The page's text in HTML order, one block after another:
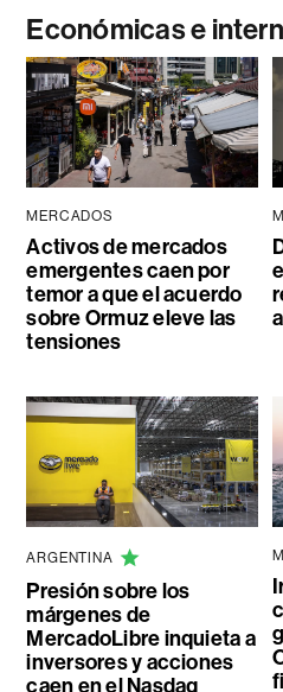
Económicas e
MERCADOS
Activos de mercados
emergentes caen por
temor a que el acuerdo
sobre Ormuz eleve las
tensiones
ARGENTINA
Presión sobre los
márgenes de
MercadoLibre inquieta a
inversores y acciones
caen en el Nasdaq